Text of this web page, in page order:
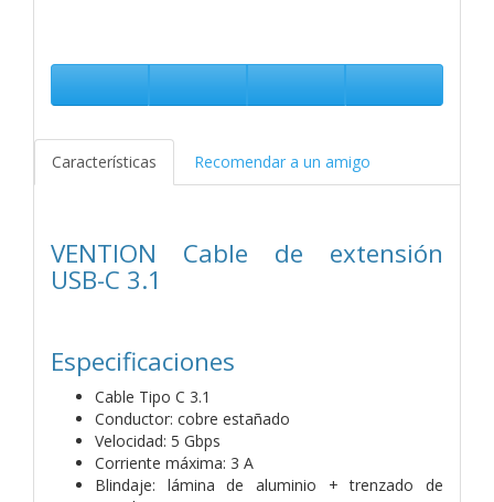
Características Recomendar a un amigo
VENTION Cable de extensión
USB-C 3.1
Especificaciones
Cable Tipo C 3.1
Conductor: cobre estañado
Velocidad: 5 Gbps
Corriente máxima: 3 A
Blindaje: lámina de aluminio + trenzado de